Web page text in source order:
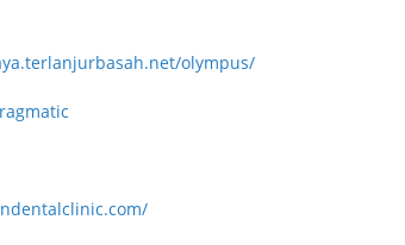
olympus/